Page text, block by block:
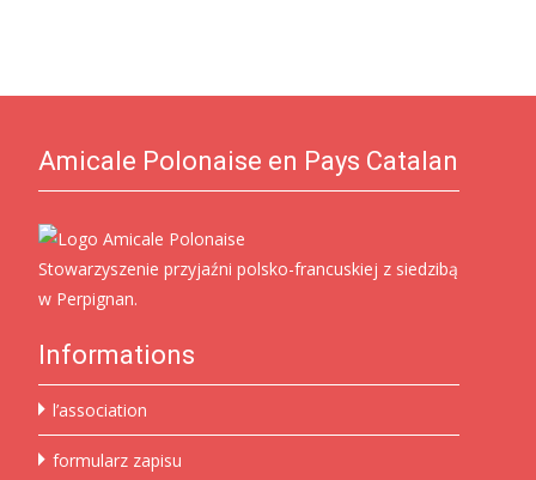
Amicale Polonaise en Pays Catalan
Stowarzyszenie przyjaźni polsko-francuskiej z siedzibą
w Perpignan.
Informations
l’association
formularz zapisu